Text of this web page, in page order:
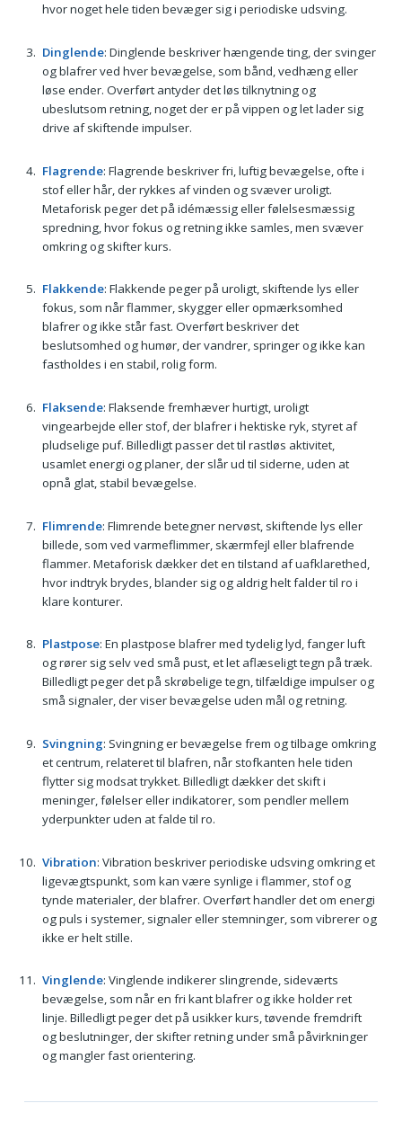
hvor noget hele tiden bevæger sig i periodiske udsving.
Dinglende: Dinglende beskriver hængende ting, der svinger
og blafrer ved hver bevægelse, som bånd, vedhæng eller
løse ender. Overført antyder det løs tilknytning og
ubeslutsom retning, noget der er på vippen og let lader sig
drive af skiftende impulser.
Flagrende: Flagrende beskriver fri, luftig bevægelse, ofte i
stof eller hår, der rykkes af vinden og svæver uroligt.
Metaforisk peger det på idémæssig eller følelsesmæssig
spredning, hvor fokus og retning ikke samles, men svæver
omkring og skifter kurs.
Flakkende: Flakkende peger på uroligt, skiftende lys eller
fokus, som når flammer, skygger eller opmærksomhed
blafrer og ikke står fast. Overført beskriver det
beslutsomhed og humør, der vandrer, springer og ikke kan
fastholdes i en stabil, rolig form.
Flaksende: Flaksende fremhæver hurtigt, uroligt
vingearbejde eller stof, der blafrer i hektiske ryk, styret af
pludselige puf. Billedligt passer det til rastløs aktivitet,
usamlet energi og planer, der slår ud til siderne, uden at
opnå glat, stabil bevægelse.
Flimrende: Flimrende betegner nervøst, skiftende lys eller
billede, som ved varmeflimmer, skærmfejl eller blafrende
flammer. Metaforisk dækker det en tilstand af uafklarethed,
hvor indtryk brydes, blander sig og aldrig helt falder til ro i
klare konturer.
Plastpose: En plastpose blafrer med tydelig lyd, fanger luft
og rører sig selv ved små pust, et let aflæseligt tegn på træk.
Billedligt peger det på skrøbelige tegn, tilfældige impulser og
små signaler, der viser bevægelse uden mål og retning.
Svingning: Svingning er bevægelse frem og tilbage omkring
et centrum, relateret til blafren, når stofkanten hele tiden
flytter sig modsat trykket. Billedligt dækker det skift i
meninger, følelser eller indikatorer, som pendler mellem
yderpunkter uden at falde til ro.
Vibration: Vibration beskriver periodiske udsving omkring et
ligevægtspunkt, som kan være synlige i flammer, stof og
tynde materialer, der blafrer. Overført handler det om energi
og puls i systemer, signaler eller stemninger, som vibrerer og
ikke er helt stille.
Vinglende: Vinglende indikerer slingrende, sideværts
bevægelse, som når en fri kant blafrer og ikke holder ret
linje. Billedligt peger det på usikker kurs, tøvende fremdrift
og beslutninger, der skifter retning under små påvirkninger
og mangler fast orientering.